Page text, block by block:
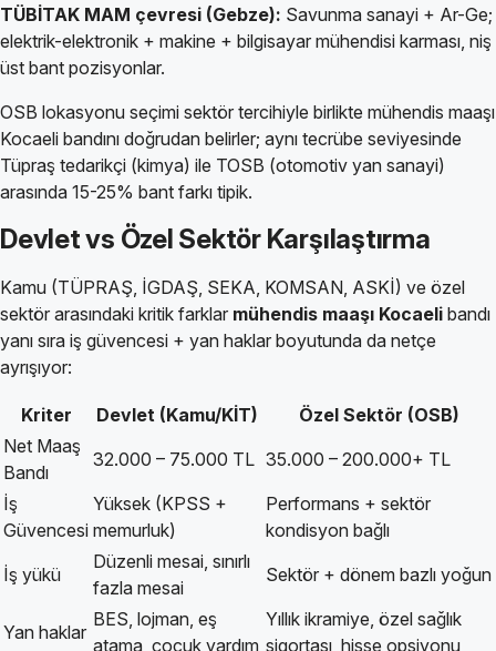
TÜBİTAK MAM çevresi (Gebze): Savunma sanayi + Ar-Ge;
elektrik-elektronik + makine + bilgisayar mühendisi karması, niş
üst bant pozisyonlar.
OSB lokasyonu seçimi sektör tercihiyle birlikte mühendis maaşı
Kocaeli bandını doğrudan belirler; aynı tecrübe seviyesinde
Tüpraş tedarikçi (kimya) ile TOSB (otomotiv yan sanayi)
arasında 15-25% bant farkı tipik.
Devlet vs Özel Sektör Karşılaştırma
Kamu (TÜPRAŞ, İGDAŞ, SEKA, KOMSAN, ASKİ) ve özel
sektör arasındaki kritik farklar mühendis maaşı Kocaeli bandı
yanı sıra iş güvencesi + yan haklar boyutunda da netçe
ayrışıyor:
Kriter Devlet (Kamu/KİT)
Özel Sektör (OSB)
Net Maaş
Bandı
32.000 – 75.000 TL 35.000 – 200.000+ TL
İş
Güvencesi
Yüksek (KPSS +
memurluk)
Performans + sektör
kondisyon bağlı
İş yükü
Düzenli mesai, sınırlı
fazla mesai
Sektör + dönem bazlı yoğun
Yan haklar
BES, lojman, eş
atama, çocuk yardım
Yıllık ikramiye, özel sağlık
sigortası, hisse opsiyonu